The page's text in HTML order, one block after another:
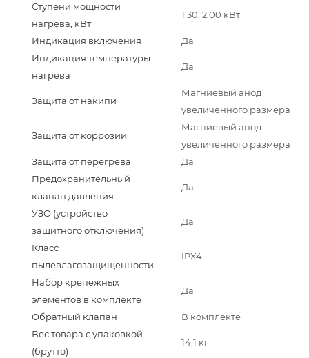
Ступени мощности
нагрева, кВт
1,30, 2,00 кВт
Индикация включения
Да
Индикация температуры
нагрева
Да
Защита от накипи
Магниевый анод
увеличенного размера
Защита от коррозии
Магниевый анод
увеличенного размера
Защита от перегрева
Да
Предохранительный
клапан давления
Да
УЗО (устройство
защитного отключения)
Да
Класс
пылевлагозащищенности
IPX4
Набор крепежных
элементов в комплекте
Да
Обратный клапан
В комплекте
Вес товара с упаковкой
(брутто)
14.1 кг